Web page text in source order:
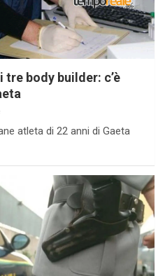
tre body builder: c’è
atleta di 22 anni di Gaeta